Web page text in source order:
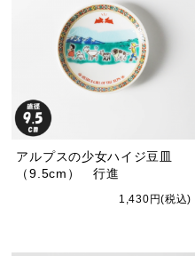
アルプスの少女ハイジ豆皿
（9.5cm） 行進
1,430円(税込)